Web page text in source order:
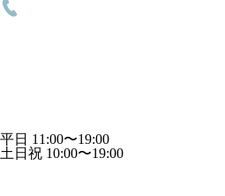
平日 11:00〜19:00
土日祝 10:00〜19:00